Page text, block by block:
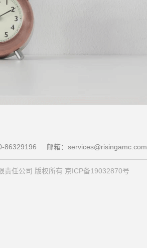
86329196 邮箱：services@risingamc.com
任公司 版权所有 京ICP备19032870号